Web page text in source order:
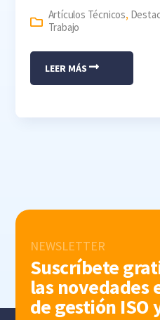
Artículos Técnicos,
Trabajo
LEER MÁS
NEWSLETTER
Suscríbete
las novedades
de gestión ISO